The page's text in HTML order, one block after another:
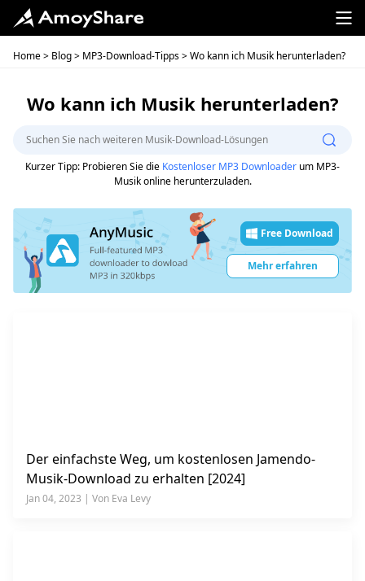
Home> Blog> MP3-Download-Tipps> Wo kann ich Musik herunterladen?
Wo kann ich Musik herunterladen?
Kurzer Tipp: Probieren Sie die Kostenloser MP3 Downloader um MP3-
Musik online herunterzuladen.
Free Download
Mehr erfahren
Der einfachste Weg, um kostenlosen Jamendo-
Musik-Download zu erhalten [2024]
Jan 04, 2023 | Von Eva Levy